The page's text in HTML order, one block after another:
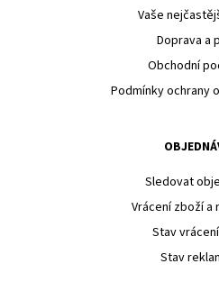
Vaše
Doprava a
Obchodní
Podmínky ochrany
Sledovat
Vrácení zboží a
Stav
Stav